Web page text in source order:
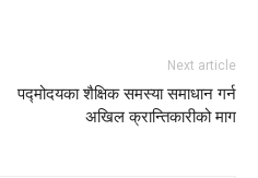
Next article
पद्मोदयका शैक्षिक समस्या समाधान गर्न
अखिल क्रान्तिकारीको माग